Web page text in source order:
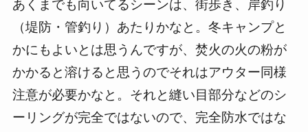
あくまでも向いてるシーンは、街歩き、岸釣り
（堤防・管釣り）あたりかなと。冬キャンプと
かにもよいとは思うんですが、焚火の火の粉が
かかると溶けると思うのでそれはアウター同様
注意が必要かなと。それと縫い目部分などのシ
ーリングが完全ではないので、完全防水ではな